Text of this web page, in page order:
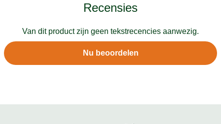
Recensies
Van dit product zijn geen tekstrecencies aanwezig.
Nu beoordelen